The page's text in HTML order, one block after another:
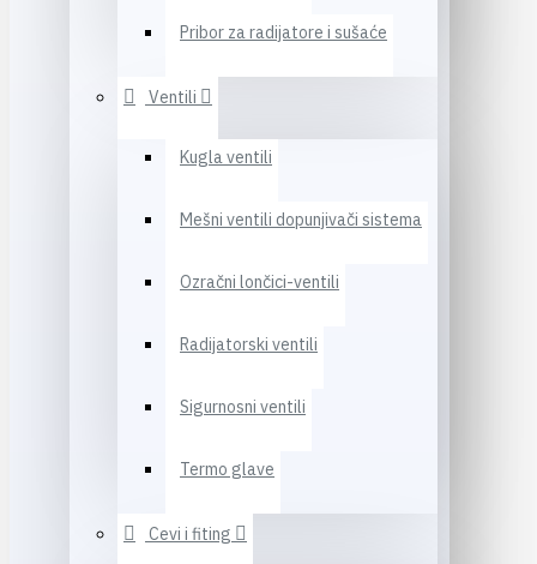
Pribor za radijatore i sušaće
Ventili
Kugla ventili
Mešni ventili dopunjivači sistema
Ozračni lončici-ventili
Radijatorski ventili
Sigurnosni ventili
Termo glave
Cevi i fiting